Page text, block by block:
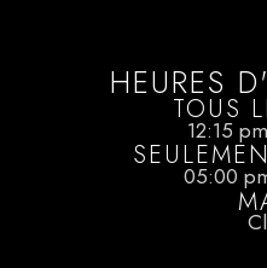
HEURES
TOUS
12:15
05:00